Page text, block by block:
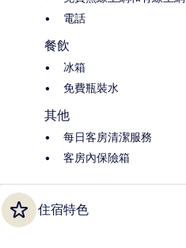
電話
餐飲
冰箱
免費瓶裝水
其他
每日客房清潔服務
客房內保險箱
住宿特色